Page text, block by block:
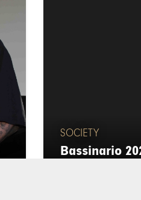
SOCIETY
Bassinario